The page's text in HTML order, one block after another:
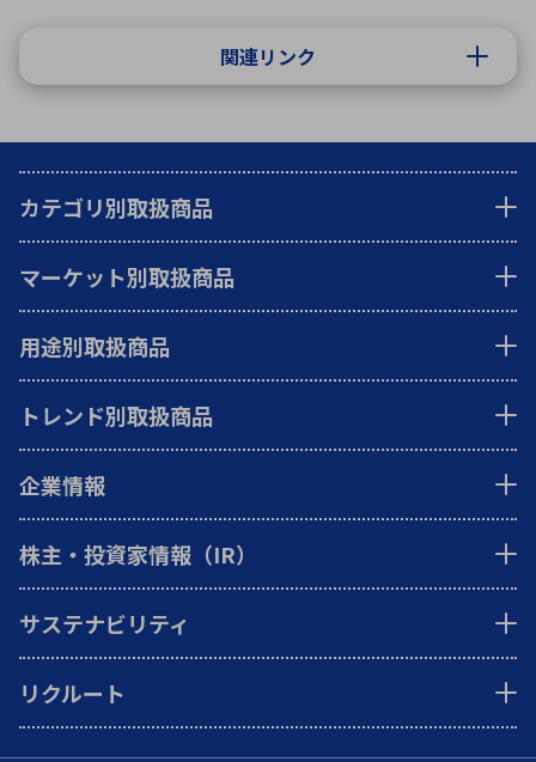
関連リンク
カテゴリ別取扱商品
マーケット別取扱商品
用途別取扱商品
トレンド別取扱商品
企業情報
株主・投資家情報（IR）
サステナビリティ
リクルート